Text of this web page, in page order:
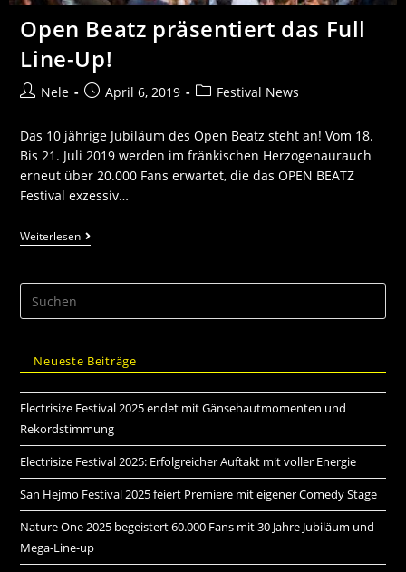
Open Beatz präsentiert das Full
Line-Up!
Nele April 6, 2019 Festival News
Das 10 jährige Jubiläum des Open Beatz steht an! Vom 18.
Bis 21. Juli 2019 werden im fränkischen Herzogenaurauch
erneut über 20.000 Fans erwartet, die das OPEN BEATZ
Festival exzessiv…
Weiterlesen
Neueste Beiträge
Electrisize Festival 2025 endet mit Gänsehautmomenten und
Rekordstimmung
Electrisize Festival 2025: Erfolgreicher Auftakt mit voller Energie
San Hejmo Festival 2025 feiert Premiere mit eigener Comedy Stage
Nature One 2025 begeistert 60.000 Fans mit 30 Jahre Jubiläum und
Mega-Line-up